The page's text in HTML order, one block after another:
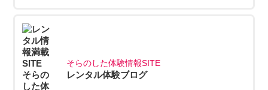
そらのした体験情報SITE
レンタル体験ブログ